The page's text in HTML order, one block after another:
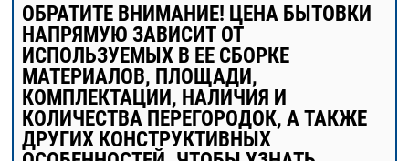
ОБРАТИТЕ ВНИМАНИЕ! ЦЕНА БЫТОВКИ
НАПРЯМУЮ ЗАВИСИТ ОТ
ИСПОЛЬЗУЕМЫХ В ЕЕ СБОРКЕ
МАТЕРИАЛОВ, ПЛОЩАДИ,
КОМПЛЕКТАЦИИ, НАЛИЧИЯ И
КОЛИЧЕСТВА ПЕРЕГОРОДОК, А ТАКЖЕ
ДРУГИХ КОНСТРУКТИВНЫХ